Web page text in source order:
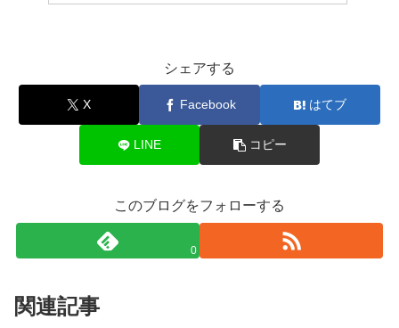
シェアする
X Facebook はてブ
LINE コピー
このブログをフォローする
0
関連記事